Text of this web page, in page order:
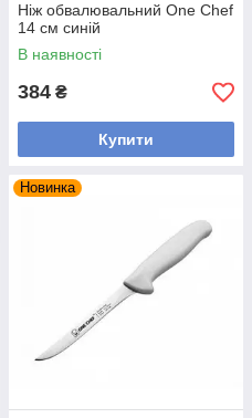
Ніж обвалювальний One Chef
14 см синій
В наявності
384 ₴
Купити
Новинка